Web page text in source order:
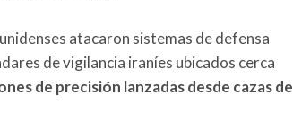
atacaron sistemas de defensa
de vigilancia iraníes ubicados cerca
de precisión lanzadas desde cazas de